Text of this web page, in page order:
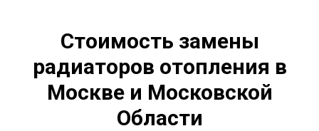
Стоимость замены
радиаторов отопления в
Москве и Московской
Области